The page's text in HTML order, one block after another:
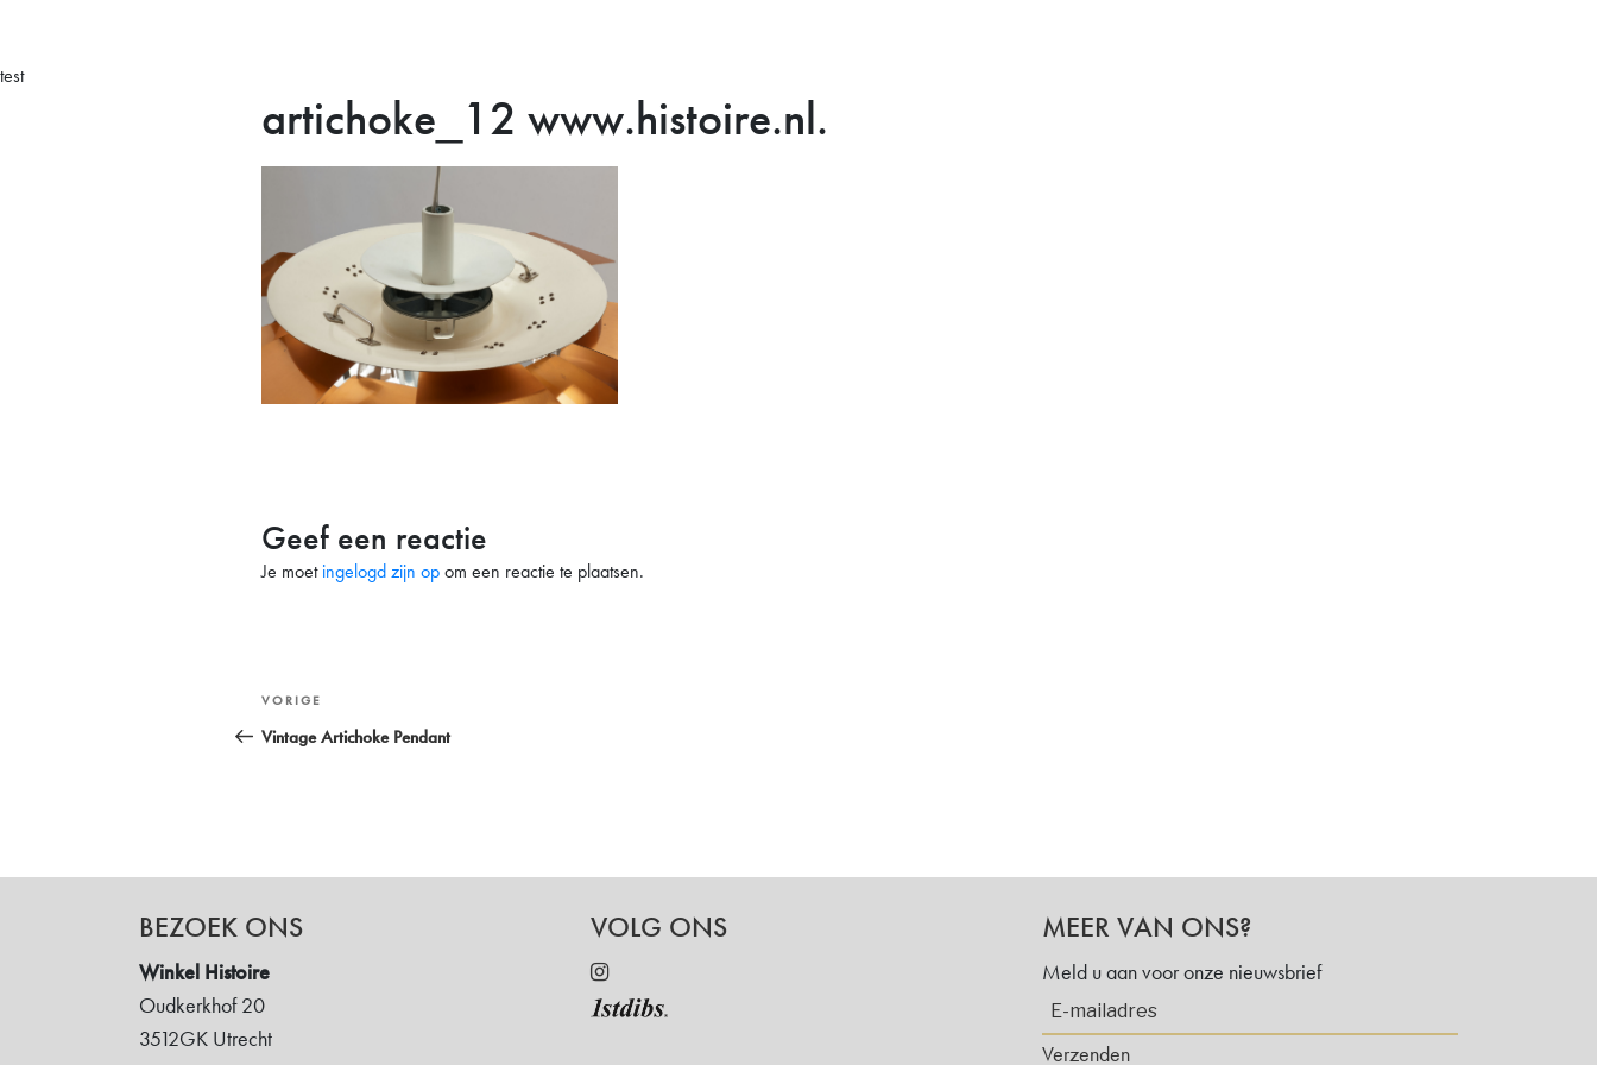
test
artichoke_12 www.histoire.nl.
Geef een reactie
Je moetingelogd zijn opom een reactie te plaatsen.
Bericht
navigatie
Vorig
bericht
VORIGE
Vintage Artichoke Pendant
BEZOEK ONS
Winkel Histoire
Oudkerkhof 20
3512GK Utrecht
VOLG ONS MEER VAN ONS?
Meld u aan voor onze nieuwsbrief